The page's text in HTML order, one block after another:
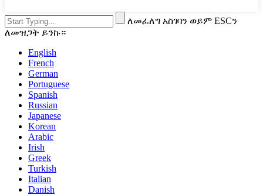
ለመፈለግ አስገባን ወይም ESCን
ለመዝጋት ይንኩ።
English
French
German
Portuguese
Spanish
Russian
Japanese
Korean
Arabic
Irish
Greek
Turkish
Italian
Danish